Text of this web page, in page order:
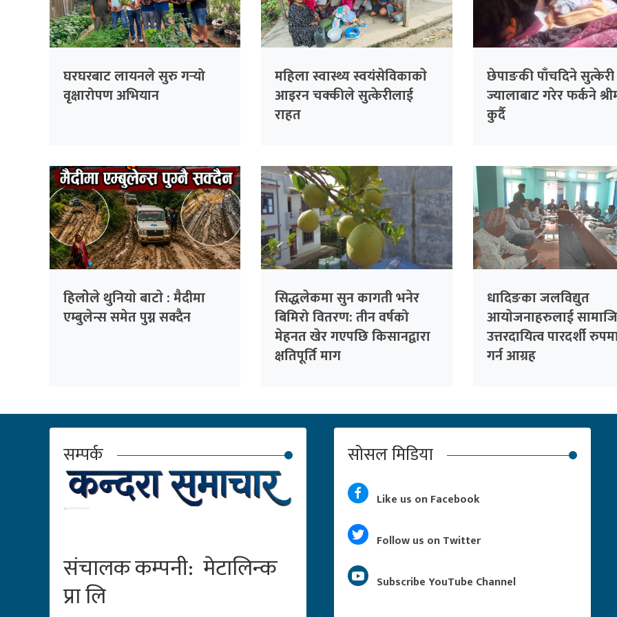
घरघरबाट लायनले सुरु गर्‍यो
वृक्षारोपण अभियान
महिला स्वास्थ्य स्वयंसेविकाकाे
आइरन चक्कीले सुत्केरीलाई
राहत
छेपाङकी पाँचदिने सुत्केरी
ज्यालाबाट गरेर फर्कने
कुर्दै
हिलाेेले थुनियाे बाटाे : मैदीमा
एम्बुलेन्स समेत पुग्न सक्दैन
सिद्धलेकमा सुन कागती भनेर
बिमिरो वितरण: तीन वर्षको
मेहनत खेर गएपछि किसानद्वारा
क्षतिपूर्ति माग
धादिङका जलविद्युत
आयाेजनाहरुलाई
उत्तरदायित्व पारदर्शी
गर्न आग्रह
सम्पर्क
संचालक कम्पनी: मेटालिन्क
प्रा लि
सोसल मिडिया
Like us on Facebook
Follow us on Twitter
Subscribe YouTube Channel